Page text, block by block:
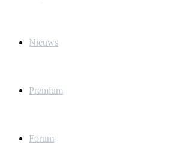
Nieuws
Premium
Forum